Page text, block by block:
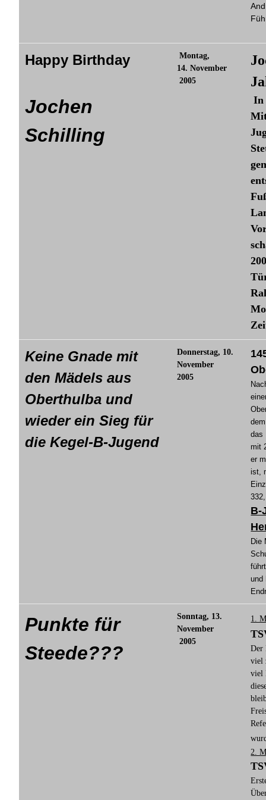
Happy Birthday
Jochen
Schilling
Montag,
14. November
2005
In
Keine Gnade mit
den Mädels aus
Oberthulba und
wieder ein Sieg für
die Kegel-B-Jugend
Donnerstag, 10.
November
2005
das
mit
er
ist,
B-
Die
und
Punkte für
Steede???
Sonntag, 13.
November
2005
1.
Der
viel
viel
2.